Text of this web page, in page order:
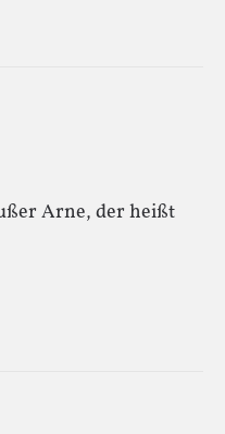
Arne, der heißt